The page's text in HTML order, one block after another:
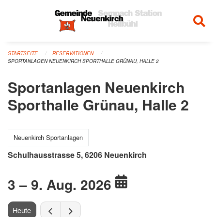
STARTSEITE
RESERVATIONEN
SPORTANLAGEN NEUENKIRCH SPORTHALLE GRÜNAU, HALLE 2
Sportanlagen Neuenkirch
Sporthalle Grünau, Halle 2
Neuenkirch Sportanlagen
Schulhausstrasse 5, 6206 Neuenkirch
3 – 9. Aug. 2026
Heute